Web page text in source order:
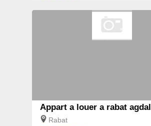
Appart a louer a rabat agdal
Rabat